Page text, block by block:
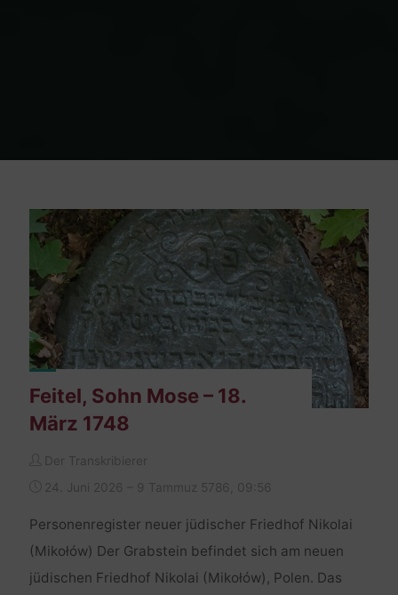
Feitel, Sohn Mose – 18.
März 1748
Der Transkribierer
24. Juni 2026 – 9 Tammuz 5786, 09:56
Personenregister neuer jüdischer Friedhof Nikolai
(Mikołów) Der Grabstein befindet sich am neuen
jüdischen Friedhof Nikolai (Mikołów), Polen. Das